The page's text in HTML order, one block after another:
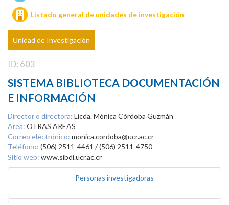
Listado general de unidades de investigación
Unidad de Investigación
ID: 603
SISTEMA BIBLIOTECA DOCUMENTACIÓN
E INFORMACIÓN
Director o directora: Licda. Mónica Córdoba Guzmán
Área: OTRAS AREAS
Correo electrónico: monica.cordoba@ucr.ac.cr
Teléfono: (506) 2511-4461 / (506) 2511-4750
Sitio web: www.sibdi.ucr.ac.cr
Personas investigadoras